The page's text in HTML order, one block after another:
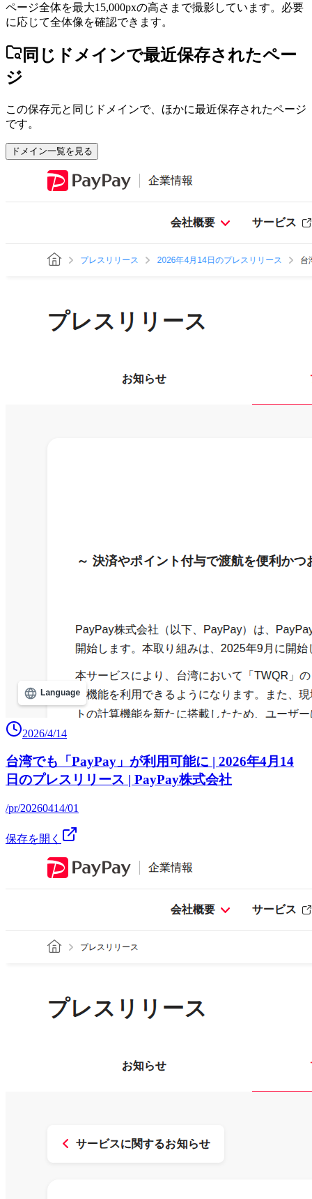
ページ全体を最大15,000pxの高さまで撮影しています。必要
に応じて全体像を確認できます。
同じドメインで最近保存されたペー
ジ
この保存元と同じドメインで、ほかに最近保存されたページ
です。
ドメイン一覧を見る
2026/4/14
台湾でも「PayPay」が利用可能に | 2026年4月14
日のプレスリリース | PayPay株式会社
/pr/20260414/01
保存を開く